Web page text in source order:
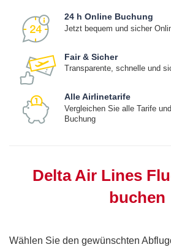
24 h Online Buchung
Jetzt bequem und sicher
Fair & Sicher
Transparente, schnelle und
Alle Airlinetarife
Vergleichen Sie alle Tarife
Buchung
Delta Air Lines
buchen
Wählen Sie den gewünschten